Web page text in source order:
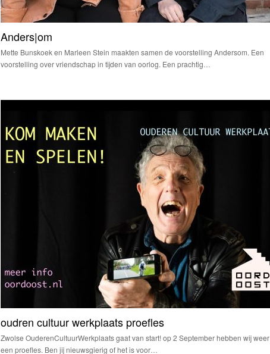
Anders|om
Mette Bunskoek en Marleen Stein maakten samen de voorstelling Andersom. Een
voorstelling over vriendschap in tijden van oorlog. Een prachtig…
oudren cultuur werkplaats proefles
Zwolse OuderenCultuurWerkplaats gaat van start! op 2 September hebben wij weer
een proefles. Ben jij nieuwsgierig of het is voor…